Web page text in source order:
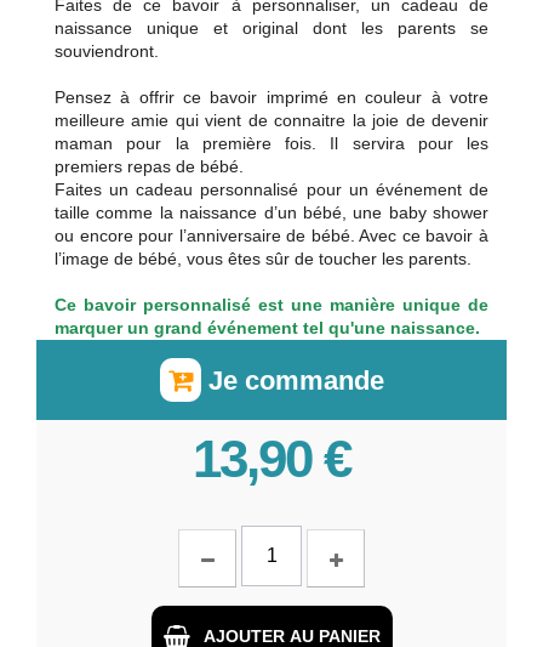
Faites de ce bavoir à personnaliser, un cadeau de
naissance unique et original dont les parents se
souviendront.
Pensez à offrir ce bavoir imprimé en couleur à votre
meilleure amie qui vient de connaitre la joie de devenir
maman pour la première fois. Il servira pour les
premiers repas de bébé.
Faites un cadeau personnalisé pour un événement de
taille comme la naissance d’un bébé, une baby shower
ou encore pour l’anniversaire de bébé. Avec ce bavoir à
l’image de bébé, vous êtes sûr de toucher les parents.
Ce bavoir personnalisé est une manière unique de
marquer un grand événement tel qu'une naissance.
Je commande
13,90 €
AJOUTER AU PANIER